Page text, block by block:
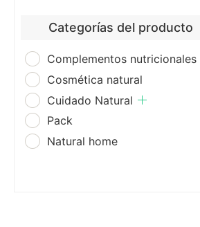
Categorías del producto
Complementos nutricionales
Cosmética natural
Cuidado Natural
Pack
Natural home